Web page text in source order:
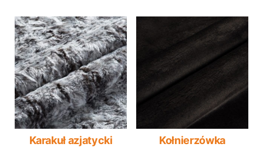
Karakuł azjatycki Kołnierzówka